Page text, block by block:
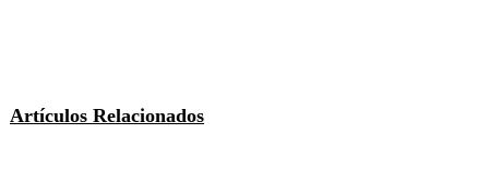
Artículos Relacionados